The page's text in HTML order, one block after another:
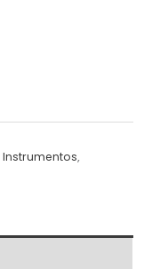
Instrumentos,